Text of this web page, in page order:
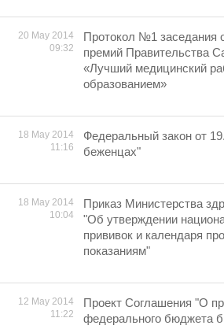
20 May 2014
09:32
Протокол №1 заседания
премий Правительства
«Лучший медицинский
образованием»
18 May 2014
11:16
Федеральный закон от
беженцах"
18 May 2014
10:04
Приказ Министерства
"Об утверждении
прививок и календаря
показаниям"
12 May 2014
11:22
Проект Соглашения "О
федерального бюджета